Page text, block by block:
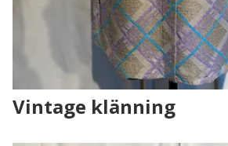
Vintage klänning